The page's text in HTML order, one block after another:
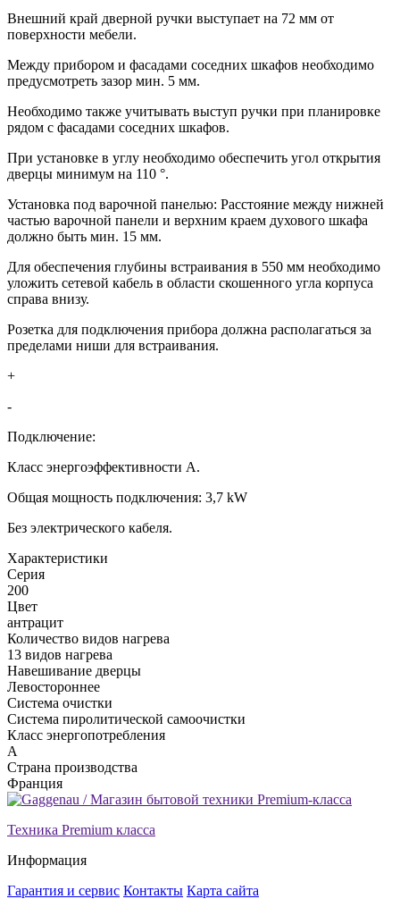
Внешний край дверной ручки выступает на 72 мм от
поверхности мебели.
Между прибором и фасадами соседних шкафов необходимо
предусмотреть зазор мин. 5 мм.
Необходимо также учитывать выступ ручки при планировке
рядом с фасадами соседних шкафов.
При установке в углу необходимо обеспечить угол открытия
дверцы минимум на 110 °.
Установка под варочной панелью: Расстояние между нижней
частью варочной панели и верхним краем духового шкафа
должно быть мин. 15 мм.
Для обеспечения глубины встраивания в 550 мм необходимо
уложить сетевой кабель в области скошенного угла корпуса
справа внизу.
Розетка для подключения прибора должна располагаться за
пределами ниши для встраивания.
+
-
Подключение:
Класс энергоэффективности A.
Общая мощность подключения: 3,7 kW
Без электрического кабеля.
Xарактеристики
Серия
200
Цвет
антрацит
Количество видов нагрева
13 видов нагрева
Навешивание дверцы
Левостороннее
Система очистки
Система пиролитической самоочистки
Класс энергопотребления
А
Страна производства
Франция
Техника Premium класса
Информация
Гарантия и сервис Контакты Карта сайта